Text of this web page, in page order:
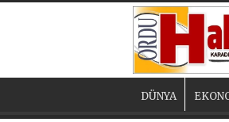
DÜNYA